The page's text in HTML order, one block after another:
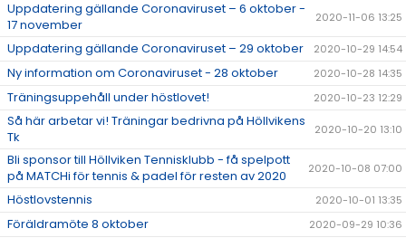
Uppdatering gällande Coronaviruset – 6 oktober -
17 november
2020-11-06 13:25
Uppdatering gällande Coronaviruset – 29 oktober 2020-10-29 14:54
Ny information om Coronaviruset - 28 oktober 2020-10-28 14:35
Träningsuppehåll under höstlovet! 2020-10-23 12:29
Så här arbetar vi! Träningar bedrivna på Höllvikens
Tk
2020-10-20 13:10
Bli sponsor till Höllviken Tennisklubb - få spelpott
på MATCHi för tennis & padel för resten av 2020
2020-10-08 07:00
Höstlovstennis 2020-10-01 13:35
Föräldramöte 8 oktober 2020-09-29 10:36